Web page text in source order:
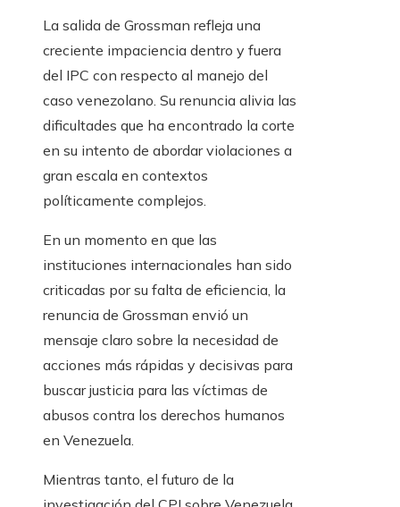
La salida de Grossman refleja una
creciente impaciencia dentro y fuera
del IPC con respecto al manejo del
caso venezolano. Su renuncia alivia las
dificultades que ha encontrado la corte
en su intento de abordar violaciones a
gran escala en contextos
políticamente complejos.
En un momento en que las
instituciones internacionales han sido
criticadas por su falta de eficiencia, la
renuncia de Grossman envió un
mensaje claro sobre la necesidad de
acciones más rápidas y decisivas para
buscar justicia para las víctimas de
abusos contra los derechos humanos
en Venezuela.
Mientras tanto, el futuro de la